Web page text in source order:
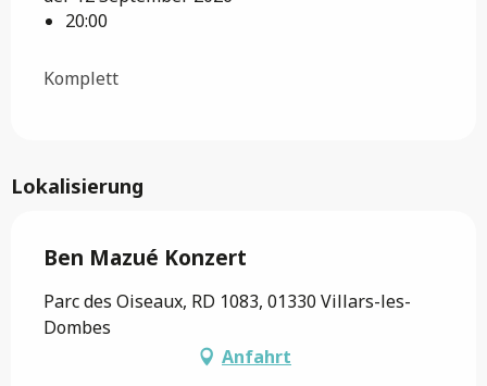
20:00
Komplett
Lokalisierung
Ben Mazué Konzert
Parc des Oiseaux, RD 1083, 01330 Villars-les-
Dombes
Anfahrt